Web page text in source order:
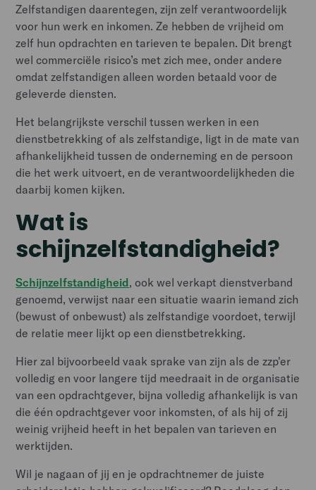
Zelfstandigen daarentegen, zijn zelf verantwoordelijk
voor hun werk en inkomen. Ze hebben de vrijheid om
zelf hun opdrachten en tarieven te bepalen. Dit brengt
wel commerciële risico’s met zich mee, onder andere
omdat zelfstandigen alleen worden betaald voor de
geleverde diensten.
Het belangrijkste verschil tussen werken in een
dienstbetrekking of als zelfstandige, ligt in de mate van
afhankelijkheid tussen de onderneming en de persoon
die het werk uitvoert, en de verantwoordelijkheden die
daarbij komen kijken.
Wat is
schijnzelfstandigheid?
Schijnzelfstandigheid, ook wel verkapt dienstverband
genoemd, verwijst naar een situatie waarin iemand zich
(bewust of onbewust) als zelfstandige voordoet, terwijl
de relatie meer lijkt op een dienstbetrekking.
Hier zal bijvoorbeeld vaak sprake van zijn als de zzp'er
volledig en voor langere tijd meedraait in de organisatie
van een opdrachtgever, bijna volledig afhankelijk is van
die één opdrachtgever voor inkomsten, of als hij of zij
weinig vrijheid heeft in het bepalen van tarieven en
werktijden.
Wil je nagaan of jij en je opdrachtnemer de juiste